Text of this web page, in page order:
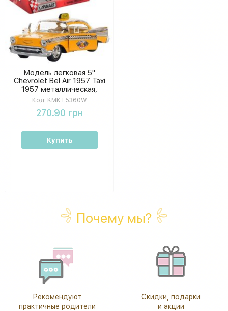
Модель легковая 5"
Chevrolet Bel Air 1957 Taxi
1957 металлическая,
инерционная,
открываются двери, 1:36
коробка KMKT5360W
Код: KMKT5360W
270.90 грн
Купить
Почему мы?
Рекомендуют
практичные родители
Скидки, подарки
и акции